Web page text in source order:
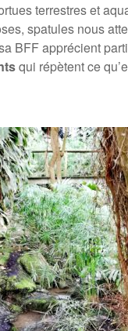
terrestres et
spatules nous
BFF apprécient
qui répètent ce